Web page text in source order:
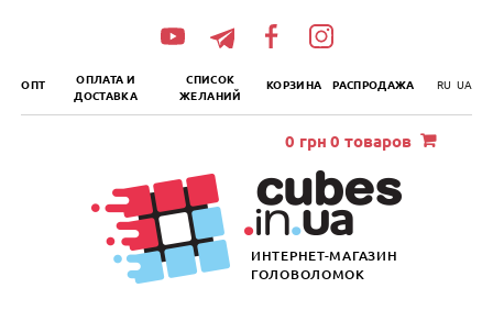
ОПТ
ОПЛАТА И
ДОСТАВКА
СПИСОК
ЖЕЛАНИЙ
КОРЗИНА РАСПРОДАЖА RU UA
ИНТЕРНЕТ-МАГАЗИН
ГОЛОВОЛОМОК
0 грн 0 товаров